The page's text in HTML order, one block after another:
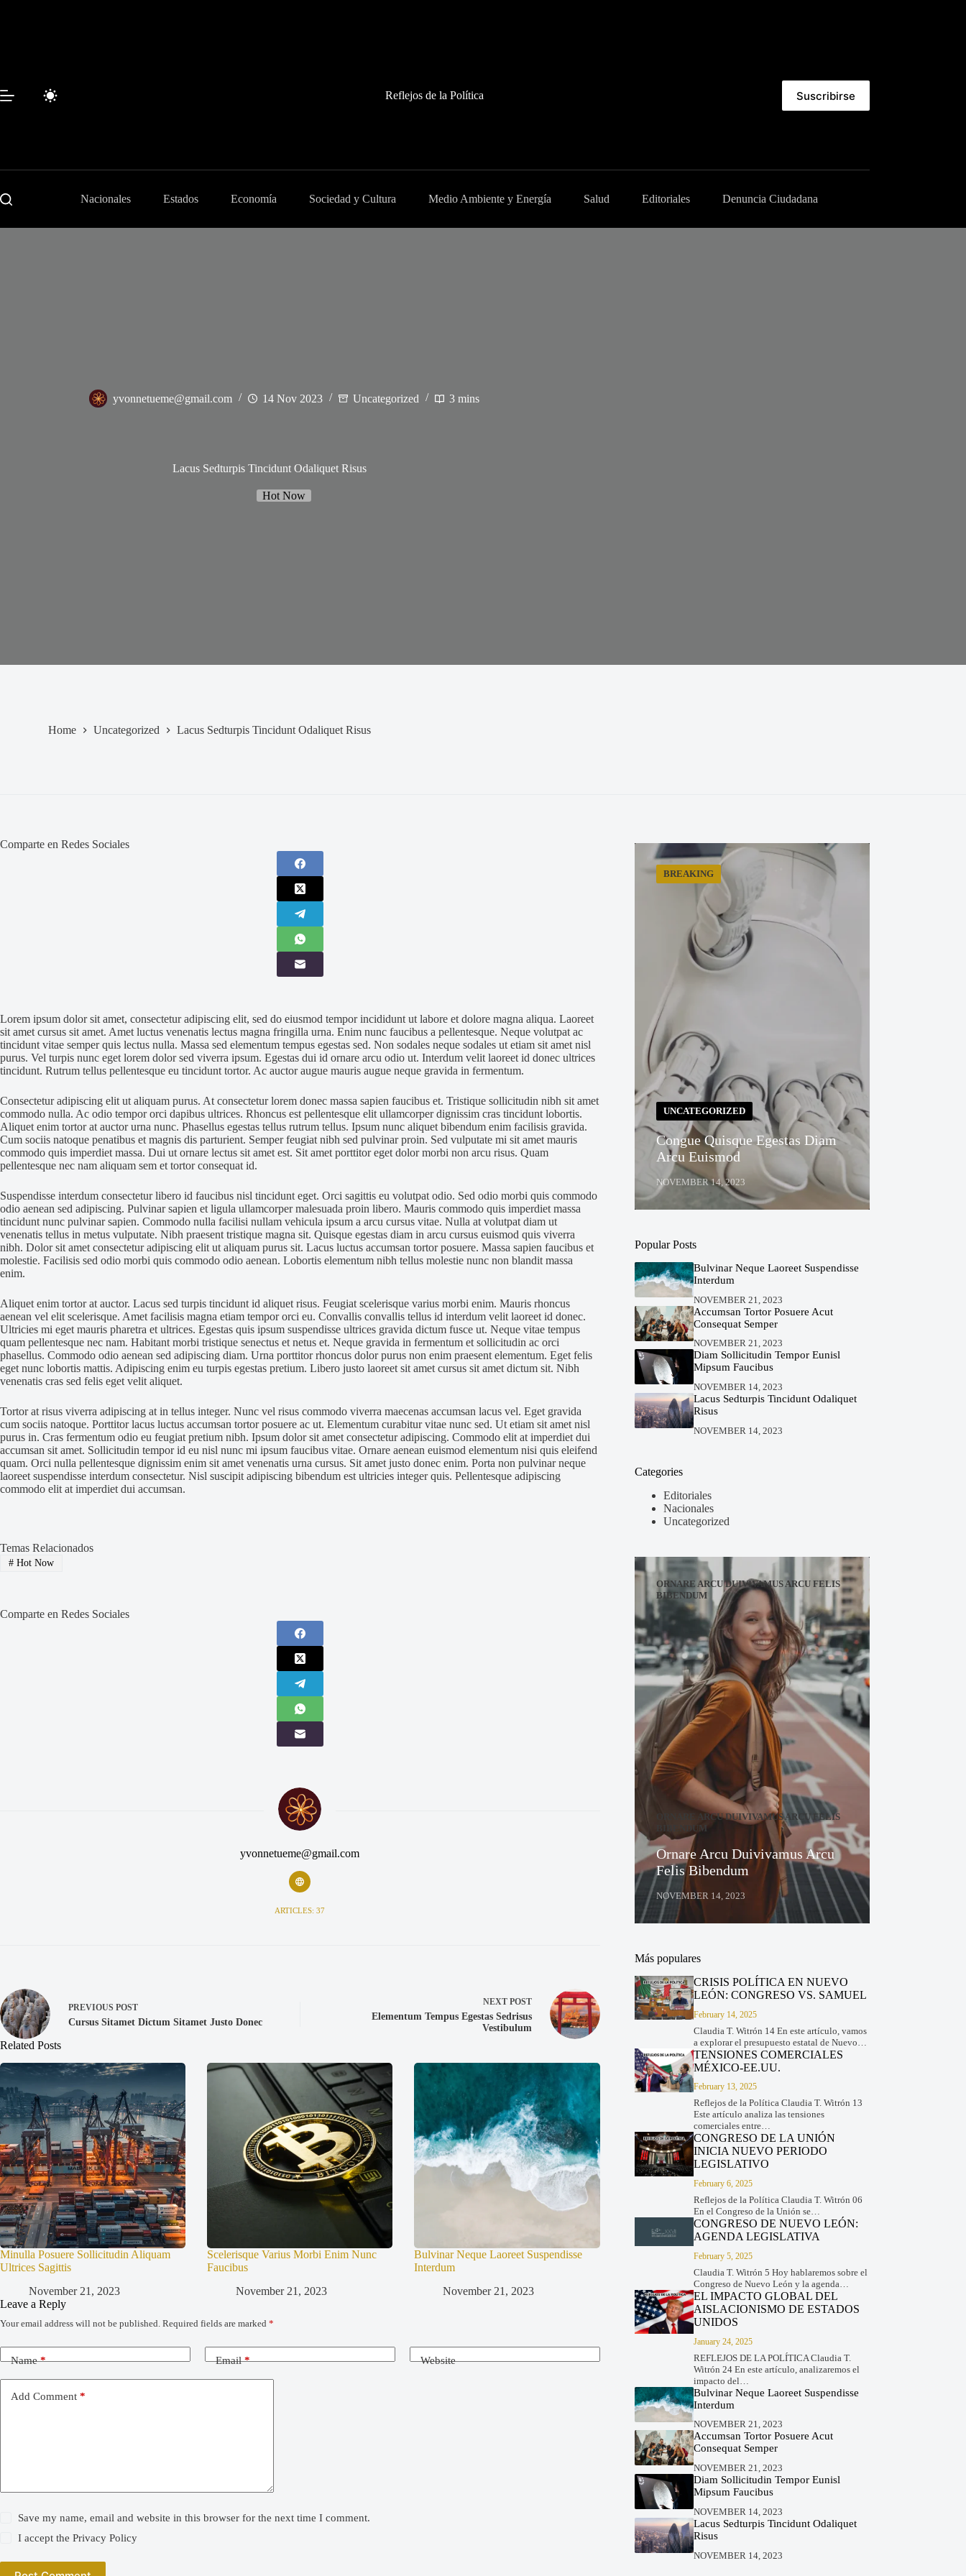
Reflejos de la Política Suscribirse
Nacionales Estados Economía Sociedad y Cultura Medio Ambiente y Energía Salud Editoriales Denuncia Ciudadana
yvonnetueme@gmail.com 14 Nov 2023 Uncategorized 3 mins
Lacus Sedturpis Tincidunt Odaliquet Risus
Hot Now
Home Uncategorized Lacus Sedturpis Tincidunt Odaliquet Risus
Comparte en Redes Sociales
Lorem ipsum dolor sit amet, consectetur adipiscing elit, sed do eiusmod tempor incididunt ut labore et dolore magna aliqua. Laoreet
sit amet cursus sit amet. Amet luctus venenatis lectus magna fringilla urna. Enim nunc faucibus a pellentesque. Neque volutpat ac
tincidunt vitae semper quis lectus nulla. Massa sed elementum tempus egestas sed. Non sodales neque sodales ut etiam sit amet nisl
purus. Vel turpis nunc eget lorem dolor sed viverra ipsum. Egestas dui id ornare arcu odio ut. Interdum velit laoreet id donec ultrices
tincidunt. Rutrum tellus pellentesque eu tincidunt tortor. Ac auctor augue mauris augue neque gravida in fermentum.
Consectetur adipiscing elit ut aliquam purus. At consectetur lorem donec massa sapien faucibus et. Tristique sollicitudin nibh sit amet
commodo nulla. Ac odio tempor orci dapibus ultrices. Rhoncus est pellentesque elit ullamcorper dignissim cras tincidunt lobortis.
Aliquet enim tortor at auctor urna nunc. Phasellus egestas tellus rutrum tellus. Ipsum nunc aliquet bibendum enim facilisis gravida.
Cum sociis natoque penatibus et magnis dis parturient. Semper feugiat nibh sed pulvinar proin. Sed vulputate mi sit amet mauris
commodo quis imperdiet massa. Dui ut ornare lectus sit amet est. Sit amet porttitor eget dolor morbi non arcu risus. Quam
pellentesque nec nam aliquam sem et tortor consequat id.
Suspendisse interdum consectetur libero id faucibus nisl tincidunt eget. Orci sagittis eu volutpat odio. Sed odio morbi quis commodo
odio aenean sed adipiscing. Pulvinar sapien et ligula ullamcorper malesuada proin libero. Mauris commodo quis imperdiet massa
tincidunt nunc pulvinar sapien. Commodo nulla facilisi nullam vehicula ipsum a arcu cursus vitae. Nulla at volutpat diam ut
venenatis tellus in metus vulputate. Nibh praesent tristique magna sit. Quisque egestas diam in arcu cursus euismod quis viverra
nibh. Dolor sit amet consectetur adipiscing elit ut aliquam purus sit. Lacus luctus accumsan tortor posuere. Massa sapien faucibus et
molestie. Facilisis sed odio morbi quis commodo odio aenean. Lobortis elementum nibh tellus molestie nunc non blandit massa
enim.
Aliquet enim tortor at auctor. Lacus sed turpis tincidunt id aliquet risus. Feugiat scelerisque varius morbi enim. Mauris rhoncus
aenean vel elit scelerisque. Amet facilisis magna etiam tempor orci eu. Convallis convallis tellus id interdum velit laoreet id donec.
Ultricies mi eget mauris pharetra et ultrices. Egestas quis ipsum suspendisse ultrices gravida dictum fusce ut. Neque vitae tempus
quam pellentesque nec nam. Habitant morbi tristique senectus et netus et. Neque gravida in fermentum et sollicitudin ac orci
phasellus. Commodo odio aenean sed adipiscing diam. Urna porttitor rhoncus dolor purus non enim praesent elementum. Eget felis
eget nunc lobortis mattis. Adipiscing enim eu turpis egestas pretium. Libero justo laoreet sit amet cursus sit amet dictum sit. Nibh
venenatis cras sed felis eget velit aliquet.
Tortor at risus viverra adipiscing at in tellus integer. Nunc vel risus commodo viverra maecenas accumsan lacus vel. Eget gravida
cum sociis natoque. Porttitor lacus luctus accumsan tortor posuere ac ut. Elementum curabitur vitae nunc sed. Ut etiam sit amet nisl
purus in. Cras fermentum odio eu feugiat pretium nibh. Ipsum dolor sit amet consectetur adipiscing. Commodo elit at imperdiet dui
accumsan sit amet. Sollicitudin tempor id eu nisl nunc mi ipsum faucibus vitae. Ornare aenean euismod elementum nisi quis eleifend
quam. Orci nulla pellentesque dignissim enim sit amet venenatis urna cursus. Sit amet justo donec enim. Porta non pulvinar neque
laoreet suspendisse interdum consectetur. Nisl suscipit adipiscing bibendum est ultricies integer quis. Pellentesque adipiscing
commodo elit at imperdiet dui accumsan.
Temas Relacionados
#Hot Now
Comparte en Redes Sociales
yvonnetueme@gmail.com
ARTICLES: 37
PREVIOUS POST
Cursus Sitamet Dictum Sitamet Justo Donec
NEXT POST
Elementum Tempus Egestas Sedrisus
Vestibulum
Related Posts
Minulla Posuere Sollicitudin Aliquam
Ultrices Sagittis
November 21, 2023
Scelerisque Varius Morbi Enim Nunc
Faucibus
November 21, 2023
Bulvinar Neque Laoreet Suspendisse
Interdum
November 21, 2023
Leave a Reply
Your email address will not be published. Required fields are marked *
Name* Email* Website
Add Comment *
Save my name, email and website in this browser for the next time I comment.
I accept thePrivacy Policy
BREAKING
UNCATEGORIZED
Congue Quisque Egestas Diam
Arcu Euismod
NOVEMBER 14, 2023
Popular Posts
Bulvinar Neque Laoreet Suspendisse
Interdum
NOVEMBER 21, 2023
Accumsan Tortor Posuere Acut
Consequat Semper
NOVEMBER 21, 2023
Diam Sollicitudin Tempor Eunisl
Mipsum Faucibus
NOVEMBER 14, 2023
Lacus Sedturpis Tincidunt Odaliquet
Risus
NOVEMBER 14, 2023
Categories
Editoriales
Nacionales
Uncategorized
ORNARE ARCU DUIVIVAMUS ARCU FELIS
BIBENDUM
ORNARE ARCU DUIVIVAMUS ARCU FELIS
BIBENDUM
Ornare Arcu Duivivamus Arcu
Felis Bibendum
NOVEMBER 14, 2023
Más populares
CRISIS POLÍTICA EN NUEVO
LEÓN: CONGRESO VS. SAMUEL
February 14, 2025
Claudia T. Witrón 14 En este artículo, vamos
a explorar el presupuesto estatal de Nuevo…
TENSIONES COMERCIALES
MÉXICO-EE.UU.
February 13, 2025
Reflejos de la Política Claudia T. Witrón 13
Este artículo analiza las tensiones
comerciales entre…
CONGRESO DE LA UNIÓN
INICIA NUEVO PERIODO
LEGISLATIVO
February 6, 2025
Reflejos de la Política Claudia T. Witrón 06
En el Congreso de la Unión se…
CONGRESO DE NUEVO LEÓN:
AGENDA LEGISLATIVA
February 5, 2025
Claudia T. Witrón 5 Hoy hablaremos sobre el
Congreso de Nuevo León y la agenda…
EL IMPACTO GLOBAL DEL
AISLACIONISMO DE ESTADOS
UNIDOS
January 24, 2025
REFLEJOS DE LA POLÍTICA Claudia T.
Witrón 24 En este artículo, analizaremos el
impacto del…
Bulvinar Neque Laoreet Suspendisse
Interdum
NOVEMBER 21, 2023
Accumsan Tortor Posuere Acut
Consequat Semper
NOVEMBER 21, 2023
Diam Sollicitudin Tempor Eunisl
Mipsum Faucibus
NOVEMBER 14, 2023
Lacus Sedturpis Tincidunt Odaliquet
Risus
NOVEMBER 14, 2023